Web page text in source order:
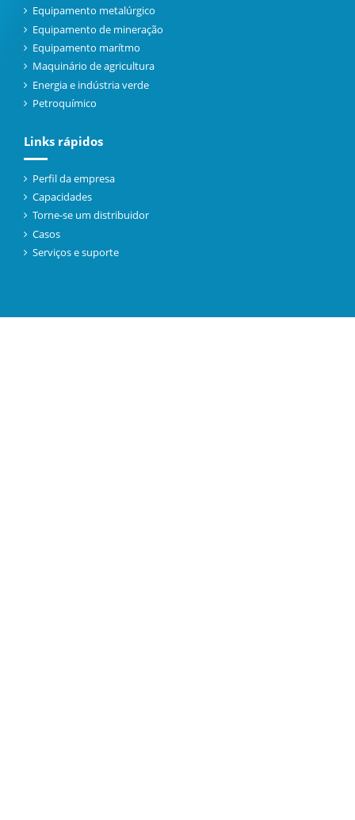
Equipamento metalúrgico
Equipamento de mineração
Equipamento marítmo
Maquinário de agricultura
Energia e indústria verde
Petroquímico
Links rápidos
Perfil da empresa
Capacidades
Torne-se um distribuidor
Casos
Serviços e suporte